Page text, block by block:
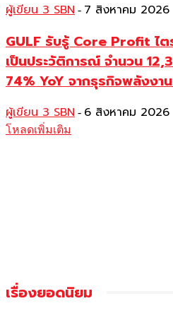
ผู้เขียน 3 SBN - 7 สิงหาคม 2026
GULF รับรู้ Core Profit ไ
เป็นประวัติการณ์ จำนวน
74% YoY จากธุรกิจพลังงาน
ผู้เขียน 3 SBN - 6 สิงหาคม 2026
โหลดเพิ่มเติม
เรื่องยอดนิยม